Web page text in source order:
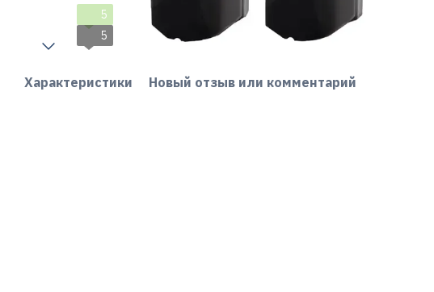
5
5
Характеристики Новый отзыв или комментарий